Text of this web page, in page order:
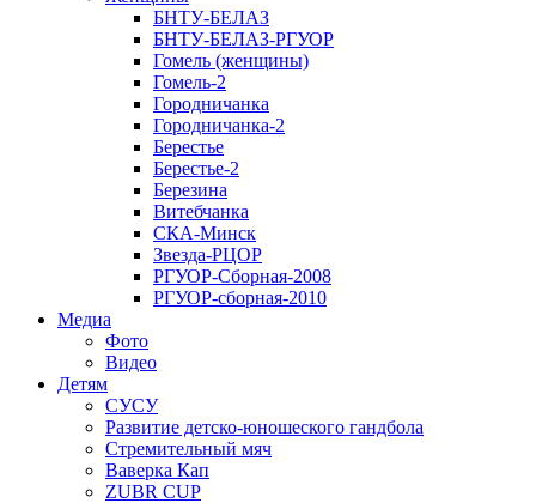
БНТУ-БЕЛАЗ
БНТУ-БЕЛАЗ-РГУОР
Гомель (женщины)
Гомель-2
Городничанка
Городничанка-2
Берестье
Берестье-2
Березина
Витебчанка
СКА-Минск
Звезда-РЦОР
РГУОР-Сборная-2008
РГУОР-сборная-2010
Медиа
Фото
Видео
Детям
СУСУ
Развитие детско-юношеского гандбола
Стремительный мяч
Ваверка Кап
ZUBR CUP